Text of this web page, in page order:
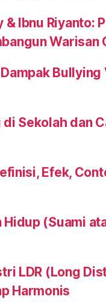
Ibnu Riyanto:
Warisan
Bullying
Sekolah dan
Efek,
Hidup (Suami
LDR (Long
Harmonis